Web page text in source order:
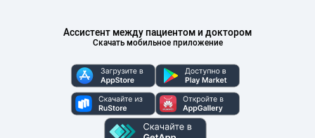
Ассистент между пациентом и доктором
Скачать мобильное приложение